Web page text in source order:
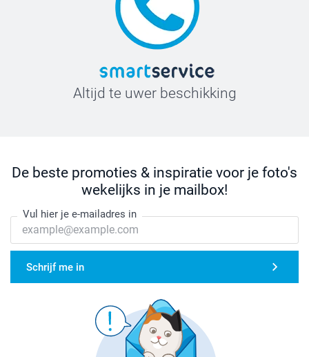
Altijd te uwer beschikking
De beste promoties & inspiratie voor je foto's
wekelijks in je mailbox!
Vul hier je e-mailadres in
Schrijf me in